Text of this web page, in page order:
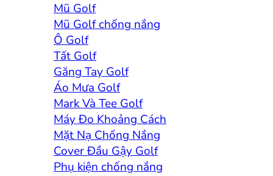
Mũ Golf
Mũ Golf chống nắng
Ô Golf
Tất Golf
Găng Tay Golf
Áo Mưa Golf
Mark Và Tee Golf
Máy Đo Khoảng Cách
Mặt Nạ Chống Nắng
Cover Đầu Gậy Golf
Phụ kiện chống nắng